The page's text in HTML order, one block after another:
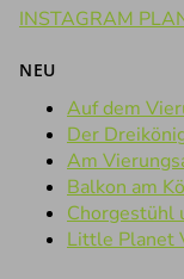
INSTAGRAM
NEU
Auf dem
Der
Am
Balkon am
Chorgestühl
Little Planet